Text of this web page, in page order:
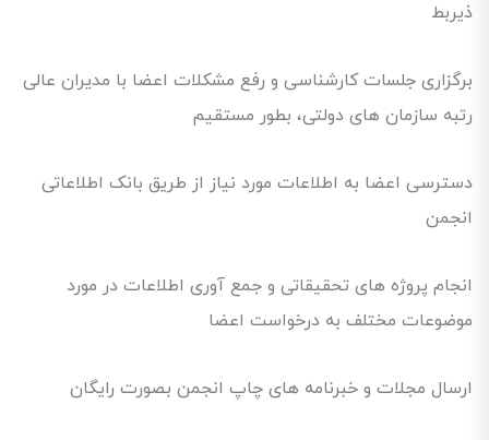
ذیربط
برگزاری جلسات کارشناسی و رفع مشکلات اعضا با مدیران عالی
رتبه سازمان های دولتی، بطور مستقیم
دسترسی اعضا به اطلاعات مورد نیاز از طریق بانک اطلاعاتی
انجمن
انجام پروژه های تحقیقاتی و جمع آوری اطلاعات در مورد
موضوعات مختلف به درخواست اعضا
ارسال مجلات و خبرنامه های چاپ انجمن بصورت رایگان